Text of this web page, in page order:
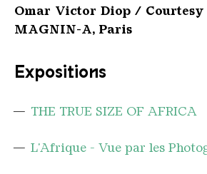
Omar Victor Diop / Courtesy
MAGNIN-A, Paris
Expositions
THE TRUE SIZE OF AFRICA
L'Afrique - Vue par les